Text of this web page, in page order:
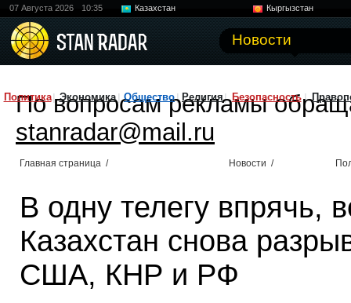
07 Августа 2026 10:35 Казахстан
Кыргызстан
Новости
Политика Экономика Общество Религия Безопасность
По вопросам рекламы
stanradar@mail.ru
Главная страница / Новости /
В одну телегу впрячь,
Казахстан снова
США, КНР и РФ